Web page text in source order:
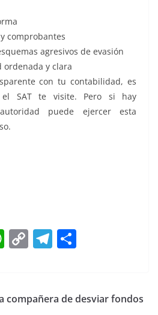
comprobantes
agresivos de evasión
ordenada y clara
con tu contabilidad, es
SAT te visite. Pero si hay
puede ejercer esta
W
h
s
C
o
y
T
el
gr e
compañera de desviar fondos